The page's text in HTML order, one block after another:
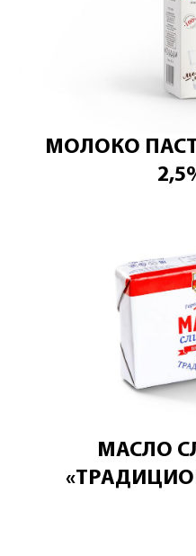
МОЛОКО
МАСЛО